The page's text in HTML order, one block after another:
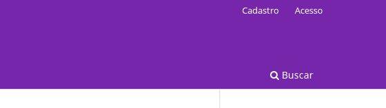
Buscar
Cadastro Acesso